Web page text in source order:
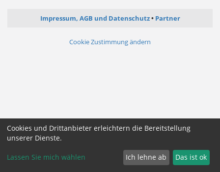
Impressum, AGB und Datenschutz Partner
Cookie Zustimmung ändern
Cookies und Drittanbieter erleichtern die Bereitstellung
unserer Dienste.
Lassen Sie mich wählen Ich lehne ab Das ist ok